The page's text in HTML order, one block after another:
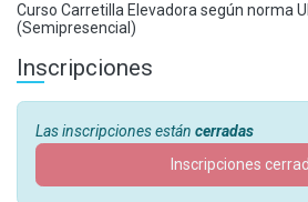
Curso Carretilla Elevadora según norma
(Semipresencial)
Inscripciones
Las inscripciones están cerradas
Inscripciones